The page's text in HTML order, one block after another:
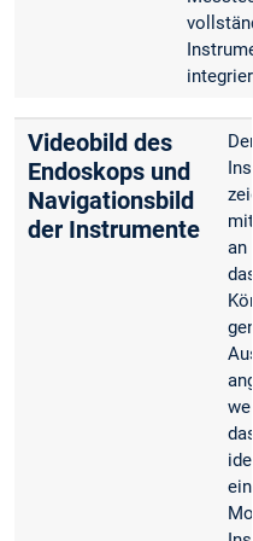
Videobild des
Endoskops und
Navigationsbild
der Instrumente
an